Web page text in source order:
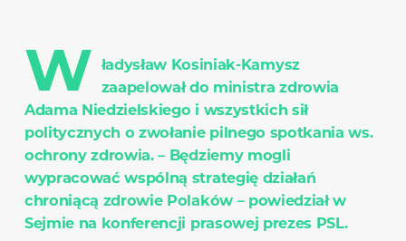
W ładysław Kosiniak-Kamysz
zaapelował do ministra zdrowia
Adama Niedzielskiego i wszystkich sił
politycznych o zwołanie pilnego spotkania ws.
ochrony zdrowia. – Będziemy mogli
wypracować wspólną strategię działań
chroniącą zdrowie Polaków – powiedział w
Sejmie na konferencji prasowej prezes PSL.